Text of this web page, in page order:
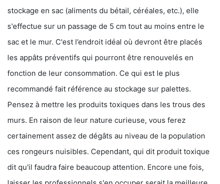
stockage en sac (aliments du bétail, céréales, etc.), elle
s'effectue sur un passage de 5 cm tout au moins entre le
sac et le mur. C'est l’endroit idéal où devront être placés
les appâts préventifs qui pourront être renouvelés en
fonction de leur consommation. Ce qui est le plus
recommandé fait référence au stockage sur palettes.
Pensez à mettre les produits toxiques dans les trous des
murs. En raison de leur nature curieuse, vous ferez
certainement assez de dégâts au niveau de la population
ces rongeurs nuisibles. Cependant, qui dit produit toxique
dit qu'il faudra faire beaucoup attention. Encore une fois,